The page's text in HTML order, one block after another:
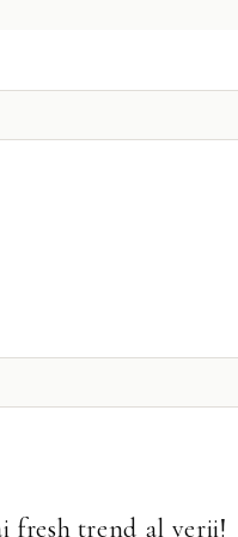
fresh trend al verii!